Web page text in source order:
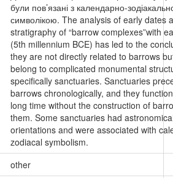
були пов’язані з календарно-
символікою. The analysis of early dates
stratigraphy of “barrow complexes”with
(5th millennium BCE) has led to the
they are not directly related to barrows
belong to complicated monumental
specifically sanctuaries. Sanctuaries
barrows chronologically, and they
long time without the construction of
them. Some sanctuaries had
orientations and were associated with
zodiacal symbolism.
other